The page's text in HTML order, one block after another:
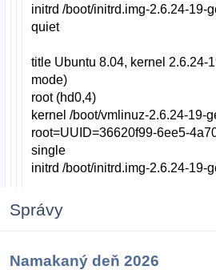
initrd /boot/initrd.img-2.6.24-19-
quiet
title Ubuntu 8.04, kernel 2.6.24-
mode)
root (hd0,4)
kernel /boot/vmlinuz-2.6.24-19-
root=UUID=36620f99-6ee5-
single
initrd /boot/initrd.img-2.6.24-19-
Správy
Namakaný deň 2026